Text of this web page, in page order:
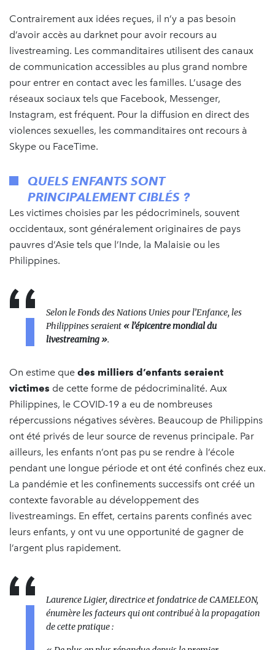
Contrairement aux idées reçues, il n’y a pas besoin
d’avoir accès au darknet pour avoir recours au
livestreaming. Les commanditaires utilisent des canaux
de communication accessibles au plus grand nombre
pour entrer en contact avec les familles. L’usage des
réseaux sociaux tels que Facebook, Messenger,
Instagram, est fréquent. Pour la diffusion en direct des
violences sexuelles, les commanditaires ont recours à
Skype ou FaceTime.
QUELS ENFANTS SONT
PRINCIPALEMENT CIBLÉS ?
Les victimes choisies par les pédocriminels, souvent
occidentaux, sont généralement originaires de pays
pauvres d’Asie tels que l’Inde, la Malaisie ou les
Philippines.
Selon le Fonds des Nations Unies pour l’Enfance, les
Philippines seraient« l’épicentre mondial du
livestreaming ».
On estime que des milliers d’enfants seraient
victimes de cette forme de pédocriminalité. Aux
Philippines, le COVID-19 a eu de nombreuses
répercussions négatives sévères. Beaucoup de Philippins
ont été privés de leur source de revenus principale. Par
ailleurs, les enfants n’ont pas pu se rendre à l’école
pendant une longue période et ont été confinés chez eux.
La pandémie et les confinements successifs ont créé un
contexte favorable au développement des
livestreamings. En effet, certains parents confinés avec
leurs enfants, y ont vu une opportunité de gagner de
l’argent plus rapidement.
Laurence Ligier, directrice et fondatrice de CAMELEON,
énumère les facteurs qui ont contribué à la propagation
de cette pratique :